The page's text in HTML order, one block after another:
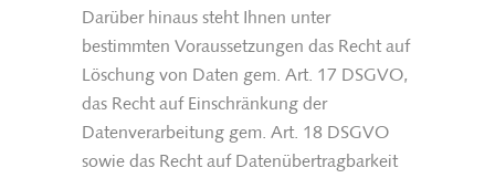
Darüber hinaus steht Ihnen unter
bestimmten Voraussetzungen das Recht auf
Löschung von Daten gem. Art. 17 DSGVO,
das Recht auf Einschränkung der
Datenverarbeitung gem. Art. 18 DSGVO
sowie das Recht auf Datenübertragbarkeit